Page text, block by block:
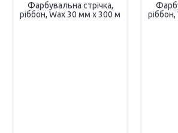
Фарбувальна стрічка,
ріббон, Wax 30 мм х 300 м